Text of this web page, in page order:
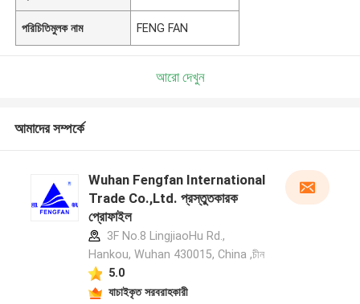
পরিচিতিমুলক নাম FENG FAN
আরো দেখুন
আমাদের সম্পর্কে
Wuhan Fengfan International
Trade Co.,Ltd. প্রস্তুতকারক
প্রোফাইল
3F No.8 LingjiaoHu Rd.,
Hankou, Wuhan 430015, China ,চীন
5.0
যাচাইকৃত সরবরাহকারী